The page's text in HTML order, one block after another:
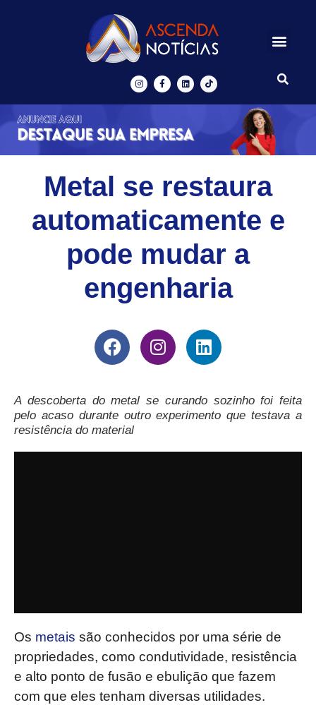
Metal se restaura
automaticamente e
pode mudar a
engenharia
A descoberta do metal se curando sozinho foi feita
pelo acaso durante outro experimento que testava a
resistência do material
Os metais são conhecidos por uma série de
propriedades, como condutividade, resistência
e alto ponto de fusão e ebulição que fazem
com que eles tenham diversas utilidades.